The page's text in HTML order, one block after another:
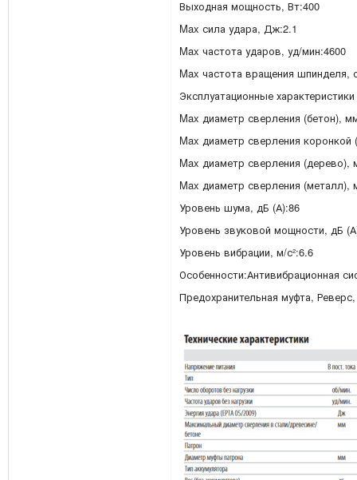
Выходная мощность, Вт:400
Max сила удара, Дж:2.1
Max частота ударов, уд/мин:4600
Max частота вращения шпинделя,
Эксплуатационные характеристики
Max диаметр сверления (бетон),
Max диаметр сверления коронкой
Max диаметр сверления (дерево),
Max диаметр сверления (металл),
Уровень шума, дБ (А):86
Уровень звуковой мощности, дБ
Уровень вибрации, м/с²:6.6
Особенности:Антивибрационная
Предохранительная муфта,